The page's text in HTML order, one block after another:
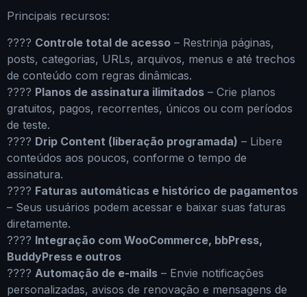
Principais recursos:
???? Controle total de acesso – Restrinja páginas,
posts, categorias, URLs, arquivos, menus e até trechos
de conteúdo com regras dinâmicas.
???? Planos de assinatura ilimitados – Crie planos
gratuitos, pagos, recorrentes, únicos ou com períodos
de teste.
???? Drip Content (liberação programada) – Libere
conteúdos aos poucos, conforme o tempo de
assinatura.
???? Faturas automáticas e histórico de pagamentos
– Seus usuários podem acessar e baixar suas faturas
diretamente.
???? Integração com WooCommerce, bbPress,
BuddyPress e outros
???? Automação de e-mails – Envie notificações
personalizadas, avisos de renovação e mensagens de